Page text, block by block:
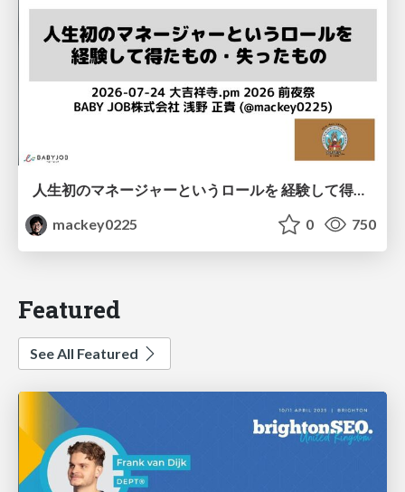
人生初のマネージャーというロールを 経験して得たもの・失ったもの / Reflections on My First Manager Role
mackey0225
0 750
Featured
See All Featured